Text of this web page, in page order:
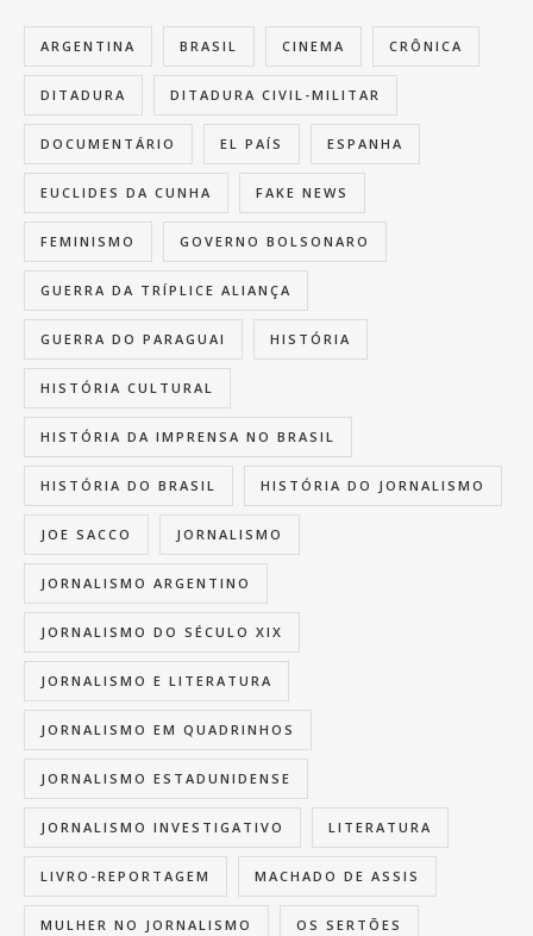
ARGENTINA BRASIL CINEMA CRÔNICA
DITADURA DITADURA CIVIL-MILITAR
DOCUMENTÁRIO EL PAÍS ESPANHA
EUCLIDES DA CUNHA FAKE NEWS
FEMINISMO GOVERNO BOLSONARO
GUERRA DA TRÍPLICE ALIANÇA
GUERRA DO PARAGUAI HISTÓRIA
HISTÓRIA CULTURAL
HISTÓRIA DA IMPRENSA NO BRASIL
HISTÓRIA DO BRASIL HISTÓRIA DO JORNALISMO
JOE SACCO JORNALISMO
JORNALISMO ARGENTINO
JORNALISMO DO SÉCULO XIX
JORNALISMO E LITERATURA
JORNALISMO EM QUADRINHOS
JORNALISMO ESTADUNIDENSE
JORNALISMO INVESTIGATIVO LITERATURA
LIVRO-REPORTAGEM MACHADO DE ASSIS
MULHER NO JORNALISMO OS SERTÕES